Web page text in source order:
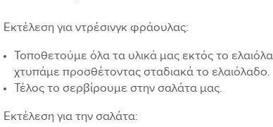
Εκτέλεση για ντρέσινγκ φράουλας:
Τοποθετούμε όλα τα υλικά μας εκτός το
χτυπάμε προσθέτοντας σταδιακά το ελαιόλαδο.
Τέλος το σερβίρουμε στην σαλάτα μας.
Εκτέλεση για την σαλάτα: